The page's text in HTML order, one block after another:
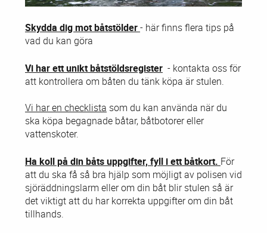
Skydda dig mot båtstölder- här finns flera tips på
vad du kan göra
Vi har ett unikt båtstöldsregister - kontakta oss för
att kontrollera om båten du tänk köpa är stulen.
Vi har en checklista som du kan använda när du
ska köpa begagnade båtar, båtbotorer eller
vattenskoter.
Ha koll på din båts uppgifter, fyll i ett båtkort. För
att du ska få så bra hjälp som möjligt av polisen vid
sjöräddningslarm eller om din båt blir stulen så är
det viktigt att du har korrekta uppgifter om din båt
tillhands.